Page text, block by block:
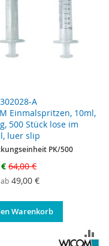
A
Einmalspritzen, 10ml,
500 Stück lose im
luer slip
PK/500
64,00 €
49,00 €
Warenkorb
WUNSCHLISTE